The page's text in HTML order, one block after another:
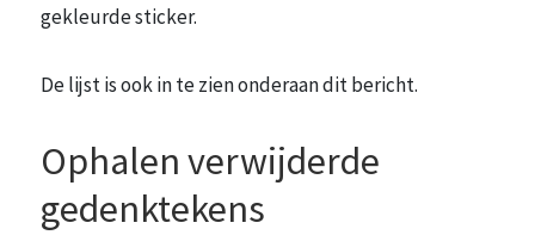
gekleurde sticker.
De lijst is ook in te zien onderaan dit bericht.
Ophalen verwijderde
gedenktekens